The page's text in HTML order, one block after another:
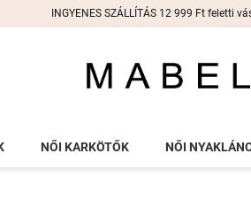
INGYENES SZÁLLÍTÁS 12 999 Ft feletti
NŐI KARKÖTŐK NŐI